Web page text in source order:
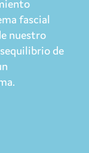
fascial
nuestro
de